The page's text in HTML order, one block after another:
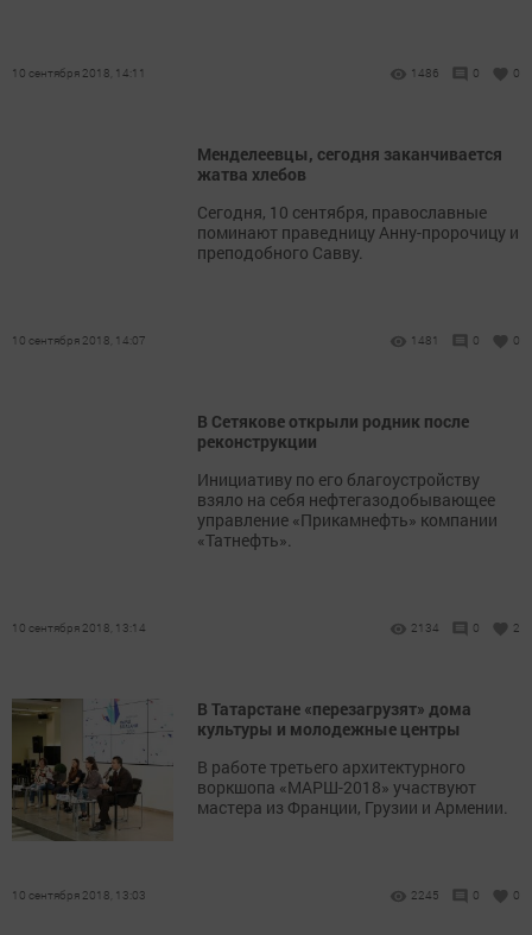
10 сентября 2018, 14:11 1486 0 0
Менделеевцы, сегодня заканчивается
жатва хлебов
Сегодня, 10 сентября, православные
поминают праведницу Анну-пророчицу и
преподобного Савву.
10 сентября 2018, 14:07 1481 0 0
В Сетякове открыли родник после
реконструкции
Инициативу по его благоустройству
взяло на себя нефтегазодобывающее
управление «Прикамнефть» компании
«Татнефть».
10 сентября 2018, 13:14 2134 0 2
В Татарстане «перезагрузят» дома
культуры и молодежные центры
В работе третьего архитектурного
воркшопа «МАРШ-2018» участвуют
мастера из Франции, Грузии и Армении.
10 сентября 2018, 13:03 2245 0 0